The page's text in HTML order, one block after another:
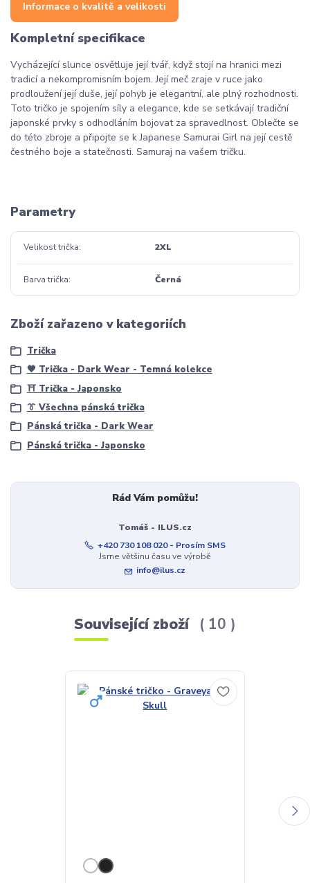
Informace o kvalitě a velikosti
Kompletní specifikace
Vycházející slunce osvětluje její tvář, když stojí na hranici mezi
tradicí a nekompromisním bojem. Její meč zraje v ruce jako
prodloužení její duše, její pohyb je elegantní, ale plný rozhodnosti.
Toto tričko je spojením síly a elegance, kde se setkávají tradiční
japonské prvky s odhodláním bojovat za spravedlnost. Oblečte se
do této zbroje a připojte se k Japanese Samurai Girl na její cestě
čestného boje a statečnosti. Samuraj na vašem tričku.
Parametry
Velikost trička 2XL
Barva trička Černá
Zboží zařazeno v kategoriích
Trička
🖤 Trička - Dark Wear - Temná kolekce
⛩️ Trička - Japonsko
👔 Všechna pánská trička
Pánská trička - Dark Wear
Pánská trička - Japonsko
Rád Vám pomůžu!
Tomáš - ILUS.cz
+420 730 108 020 - Prosím SMS
Jsme většinu času ve výrobě
info@ilus.cz
Související zboží 10